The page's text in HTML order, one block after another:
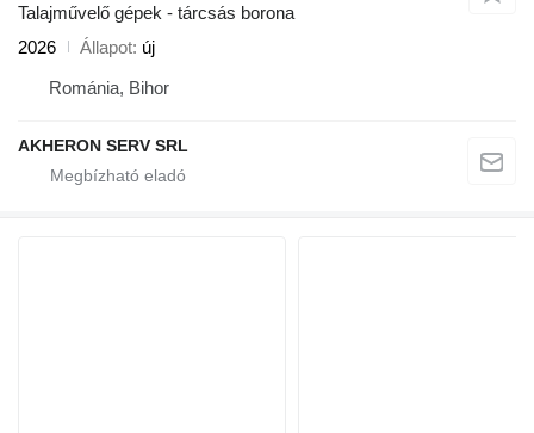
Talajművelő gépek - tárcsás borona
2026
Állapot új
Románia, Bihor
AKHERON SERV SRL